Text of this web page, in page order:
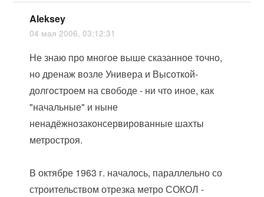
Aleksey
04 мая 2006, 03:12:31
Не знаю про многое выше сказанное точно,
но дренаж возле Универа и Высоткой-
долгостроем на свободе - ни что иное, как
"начальные" и ныне
ненадёжнозаконсервированные шахты
метростроя.
В октябре 1963 г. началось, параллельно со
строительством отрезка метро СОКОЛ -